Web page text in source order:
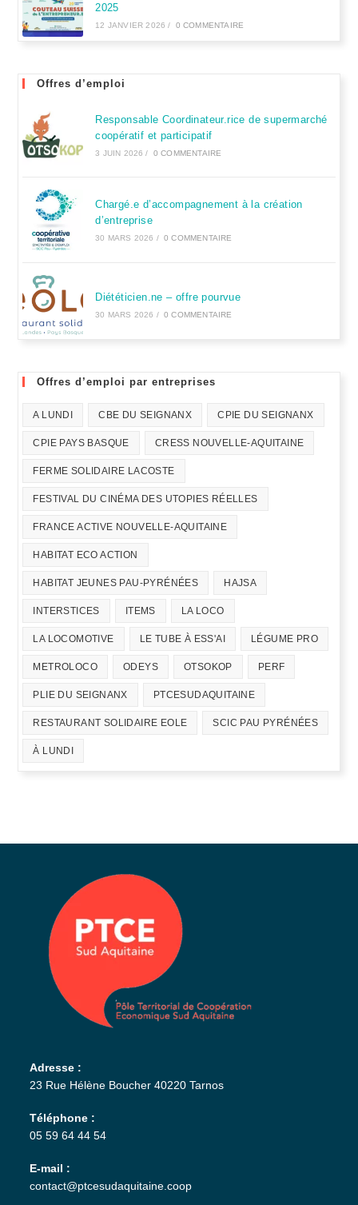
2025
12 JANVIER 2026 / 0 COMMENTAIRE
Offres d’emploi
Responsable Coordinateur.rice de supermarché
coopératif et participatif
3 JUIN 2026 / 0 COMMENTAIRE
Chargé.e d’accompagnement à la création
d’entreprise
30 MARS 2026 / 0 COMMENTAIRE
Diététicien.ne – offre pourvue
30 MARS 2026 / 0 COMMENTAIRE
Offres d’emploi par entreprises
A LUNDI CBE DU SEIGNANX CPIE DU SEIGNANX
CPIE PAYS BASQUE CRESS NOUVELLE-AQUITAINE
FERME SOLIDAIRE LACOSTE
FESTIVAL DU CINÉMA DES UTOPIES RÉELLES
FRANCE ACTIVE NOUVELLE-AQUITAINE
HABITAT ECO ACTION
HABITAT JEUNES PAU-PYRÉNÉES HAJSA
INTERSTICES ITEMS LA LOCO
LA LOCOMOTIVE LE TUBE À ESS'AI LÉGUME PRO
METROLOCO ODEYS OTSOKOP PERF
PLIE DU SEIGNANX PTCESUDAQUITAINE
RESTAURANT SOLIDAIRE EOLE SCIC PAU PYRÉNÉES
À LUNDI
Adresse :
23 Rue Hélène Boucher 40220 Tarnos
Téléphone :
05 59 64 44 54
E-mail :
contact@ptcesudaquitaine.coop